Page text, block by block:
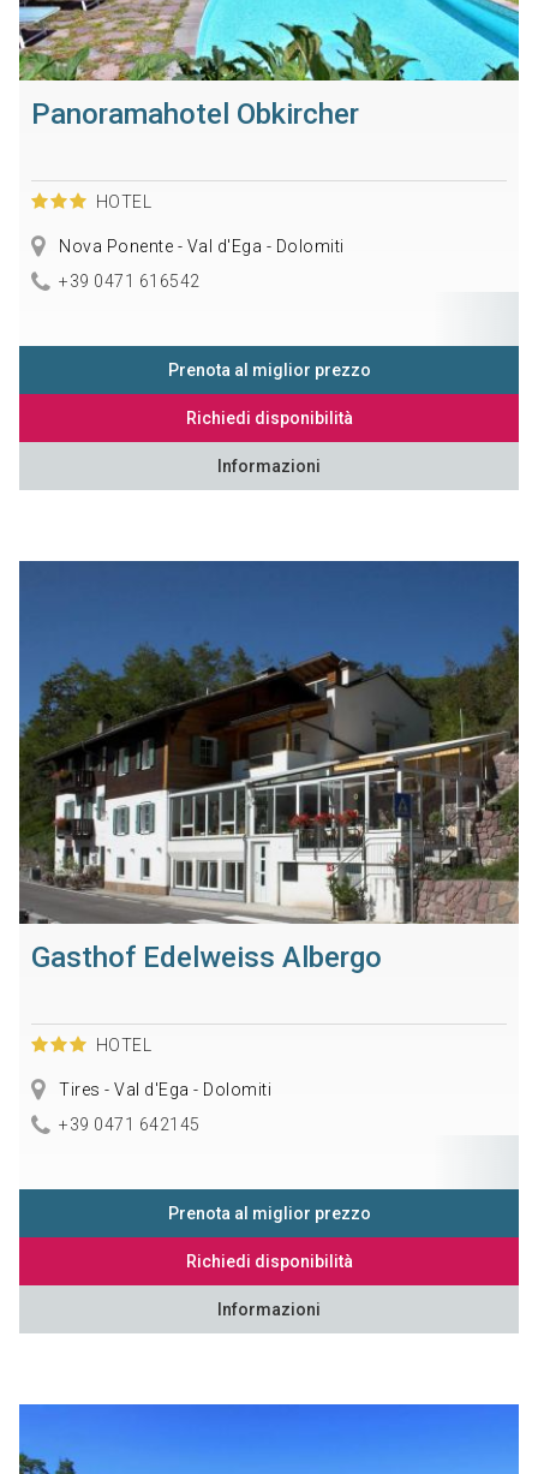
Panoramahotel Obkircher
HOTEL
Nova Ponente - Val d'Ega - Dolomiti
+39 0471 616542
Prenota al miglior prezzo
Richiedi disponibilità
Informazioni
Gasthof Edelweiss Albergo
HOTEL
Tires - Val d'Ega - Dolomiti
+39 0471 642145
Prenota al miglior prezzo
Richiedi disponibilità
Informazioni